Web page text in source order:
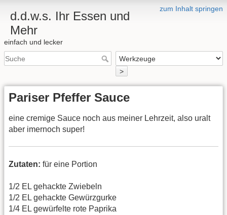
zum Inhalt springen
d.d.w.s. Ihr Essen und
Mehr
einfach und lecker
>
Pariser Pfeffer Sauce
eine cremige Sauce noch aus meiner Lehrzeit, also uralt
aber imernoch super!
Zutaten: für eine Portion
1/2 EL gehackte Zwiebeln
1/2 EL gehackte Gewürzgurke
1/4 EL gewürfelte rote Paprika